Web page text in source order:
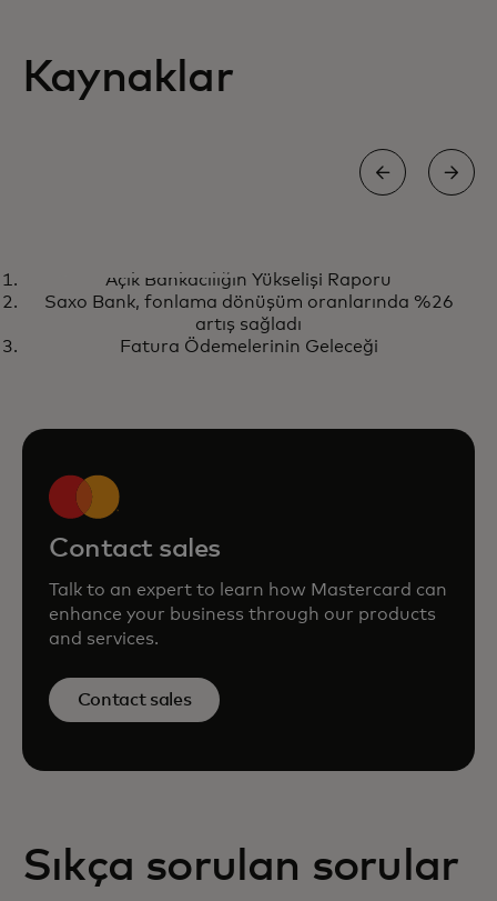
Kaynaklar
Bugünün piyasaya hazır yapay
zekasının işlem dolandırıcılığını
azaltmadaki gücü
E-kitabı indirin opens in a new tab
Açık Bankacılığın Yükselişi Raporu
Saxo Bank, fonlama dönüşüm oranlarında %26
artış sağladı
Fatura Ödemelerinin Geleceği
Contact sales
Talk to an expert to learn how Mastercard can
enhance your business through our products
and services.
Contact sales
Sıkça sorulan sorular